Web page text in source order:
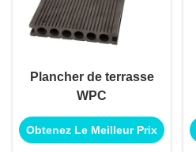
Plancher de terrasse
WPC
Obtenez Le Meilleur Prix